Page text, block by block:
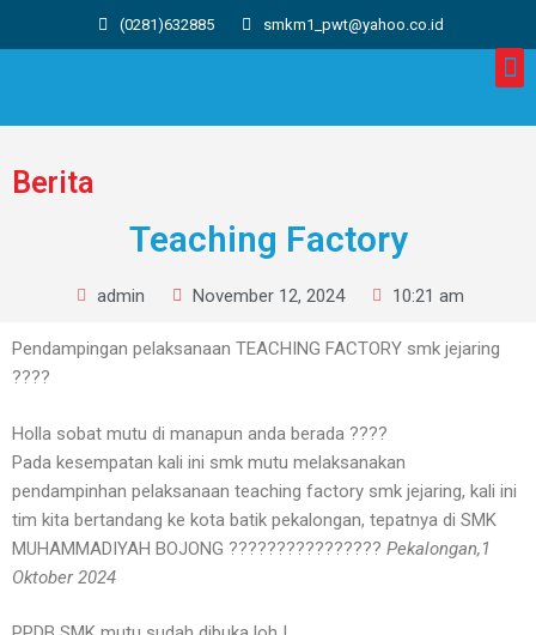
(0281)632885 smkm1_pwt@yahoo.co.id
Berita
Teaching Factory
admin November 12, 2024 10:21 am
Pendampingan pelaksanaan TEACHING FACTORY smk jejaring
????
Holla sobat mutu di manapun anda berada ????
Pada kesempatan kali ini smk mutu melaksanakan
pendampinhan pelaksanaan teaching factory smk jejaring, kali ini
tim kita bertandang ke kota batik pekalongan, tepatnya di SMK
MUHAMMADIYAH BOJONG ???????????????? Pekalongan,1
Oktober 2024